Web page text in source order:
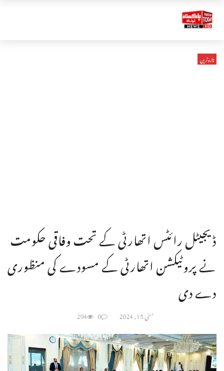
تازہ ترین
ڈیجیٹل رائٹس اتھارٹی کے تحت وفاقی حکومت
نے پروٹیکشن اتھارٹی کے مسودے کی منظوری
دے دی
مئی 15, 2024 0
294